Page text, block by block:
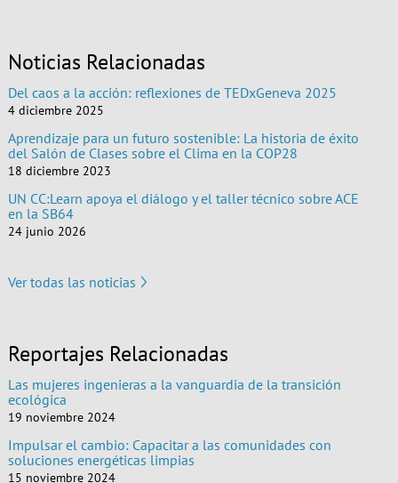
Noticias Relacionadas
Del caos a la acción: reflexiones de TEDxGeneva 2025
4 diciembre 2025
Aprendizaje para un futuro sostenible: La historia de éxito
del Salón de Clases sobre el Clima en la COP28
18 diciembre 2023
UN CC:Learn apoya el diálogo y el taller técnico sobre ACE
en la SB64
24 junio 2026
Ver todas las noticias
Reportajes Relacionadas
Las mujeres ingenieras a la vanguardia de la transición
ecológica
19 noviembre 2024
Impulsar el cambio: Capacitar a las comunidades con
soluciones energéticas limpias
15 noviembre 2024